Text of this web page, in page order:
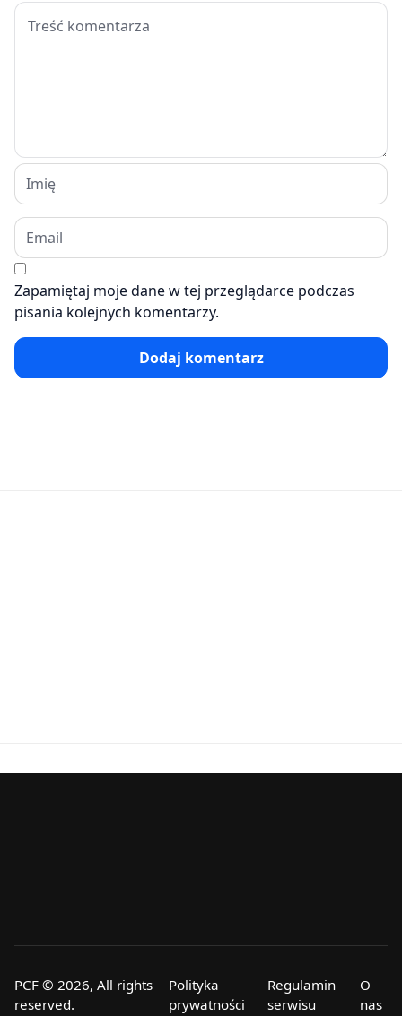
Zapamiętaj moje dane w tej przeglądarce podczas
pisania kolejnych komentarzy.
Dodaj komentarz
PCF © 2026, All rights
reserved.
Polityka
prywatności
Regulamin
serwisu
O
nas